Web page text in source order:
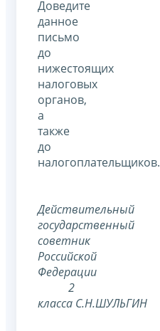
Доведите
данное
письмо
до
нижестоящих
налоговых
органов,
а
также
до
налогоплательщиков.
Действительный
государственный
советник
Российской
Федерации
2
класса С.Н.ШУЛЬГИН